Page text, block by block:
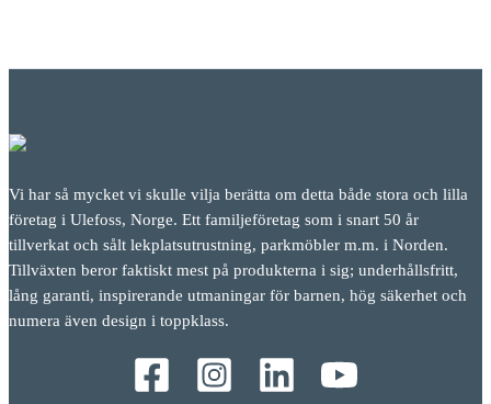
Vi har så mycket vi skulle vilja berätta om detta både stora och lilla
företag i Ulefoss, Norge. Ett familjeföretag som i snart 50 år
tillverkat och sålt lekplatsutrustning, parkmöbler m.m. i Norden.
Tillväxten beror faktiskt mest på produkterna i sig; underhållsfritt,
lång garanti, inspirerande utmaningar för barnen, hög säkerhet och
numera även design i toppklass.